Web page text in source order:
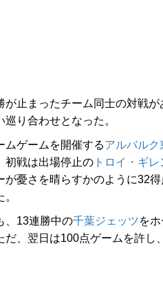
止まったチーム同士の対戦
巡り合わせとなった。
ゲームを開催するアルバルク
初戦は出場停止の トロイ・ギ
が憂さを晴らすかのように32
13連勝中の千葉ジェッツを
だ、翌日は100点ゲームを許